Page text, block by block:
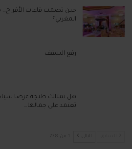
حين تصمت قاعات الأفراح…
المغربي؟
رفع السقف
هل تمتلك طنجة عرضا سياحيا
تعتمد على جمالها…
التالي